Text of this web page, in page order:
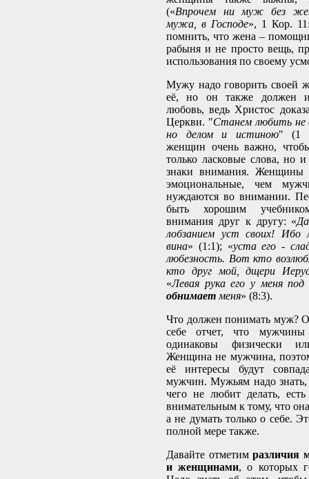
(«Впрочем ни муж без
мужа, в Господе», 1 Кор.
помнить, что жена –
рабыня и не просто вещь,
использования по своему
Мужу надо говорить своей
её, но он также должен
любовь, ведь Христос
Церкви. "Станем любить не
но делом и истиною" (1
женщин очень важно,
только ласковые слова, но
знаки внимания. Женщины
эмоциональные, чем
нуждаются во внимании.
быть хорошим
внимания друг к другу: «
лобзанием уст своих! Ибо
вина» (1:1); «уста его -
любезность. Вот кто
кто друг мой, дщери
«Левая рука его у меня под
обнимает меня» (8:3).
Что должен понимать муж?
себе отчет, что
одинаковы физически
Женщина не мужчина,
её интересы будут
мужчин. Мужьям надо
чего не любит делать,
внимательным к тому, что
а не думать только о себе.
полной мере также.
Давайте отметим различия
и женщинами, о которых